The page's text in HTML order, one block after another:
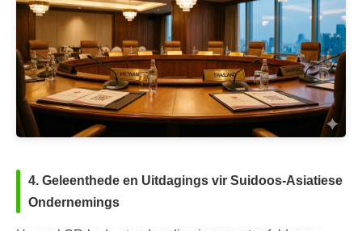
4. Geleenthede en Uitdagings vir Suidoos-Asiatiese
Ondernemings